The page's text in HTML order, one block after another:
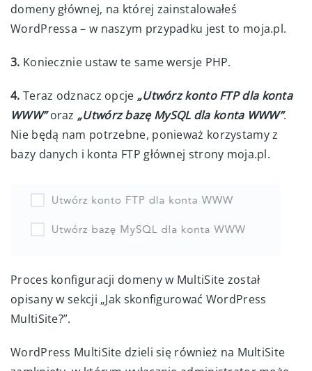
domeny głównej, na której zainstalowałeś
WordPressa – w naszym przypadku jest to moja.pl.
3. Koniecznie ustaw te same wersje PHP.
4. Teraz odznacz opcje „Utwórz konto FTP dla konta
WWW”oraz „Utwórz bazę MySQL dla konta WWW”.
Nie będą nam potrzebne, ponieważ korzystamy z
bazy danych i konta FTP głównej strony moja.pl.
Proces konfiguracji domeny w MultiSite został
opisany w sekcji „Jak skonfigurować WordPress
MultiSite?”.
WordPress MultiSite dzieli się również na MultiSite